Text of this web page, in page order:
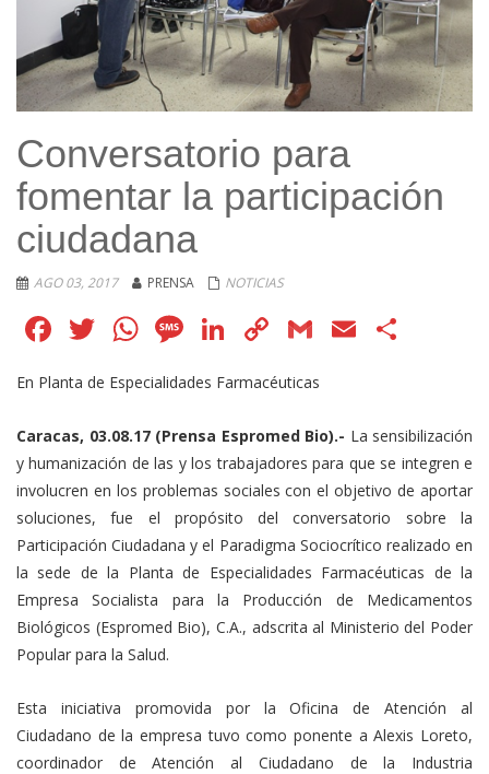
Conversatorio para
fomentar la participación
ciudadana
AGO 03, 2017 PRENSA NOTICIAS
Facebook
Twitter
WhatsApp
Message
LinkedIn
CopyGmailEmail
En Planta de Especialidades Farmacéuticas
Caracas, 03.08.17 (Prensa Espromed Bio).- La sensibilización
y humanización de las y los trabajadores para que se integren e
involucren en los problemas sociales con el objetivo de aportar
soluciones, fue el propósito del conversatorio sobre la
Participación Ciudadana y el Paradigma Sociocrítico realizado en
la sede de la Planta de Especialidades Farmacéuticas de la
Empresa Socialista para la Producción de Medicamentos
Biológicos (Espromed Bio), C.A., adscrita al Ministerio del Poder
Popular para la Salud.
Esta iniciativa promovida por la Oficina de Atención al
Ciudadano de la empresa tuvo como ponente a Alexis Loreto,
coordinador de Atención al Ciudadano de la Industria